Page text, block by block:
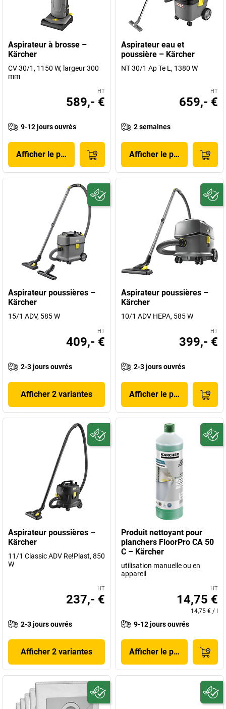
Aspirateur à brosse –
Kärcher
CV 30/1, 1150 W, largeur 300
mm
HT
589,- €
9-12 jours ouvrés
Afficher le produit
Aspirateur eau et
poussière – Kärcher
NT 30/1 Ap Te L, 1380 W
HT
659,- €
2 semaines
Afficher le produit
Aspirateur poussières –
Kärcher
15/1 ADV, 585 W
HT
409,- €
2-3 jours ouvrés
Afficher 2 variantes
Aspirateur poussières –
Kärcher
10/1 ADV HEPA, 585 W
HT
399,- €
2-3 jours ouvrés
Afficher le produit
Aspirateur poussières –
Kärcher
11/1 Classic ADV Re!Plast, 850
W
HT
237,- €
2-3 jours ouvrés
Afficher 2 variantes
Produit nettoyant pour
planchers FloorPro CA 50
C – Kärcher
utilisation manuelle ou en
appareil
HT
14,75 €
14,75 € /
9-12 jours ouvrés
Afficher le produit